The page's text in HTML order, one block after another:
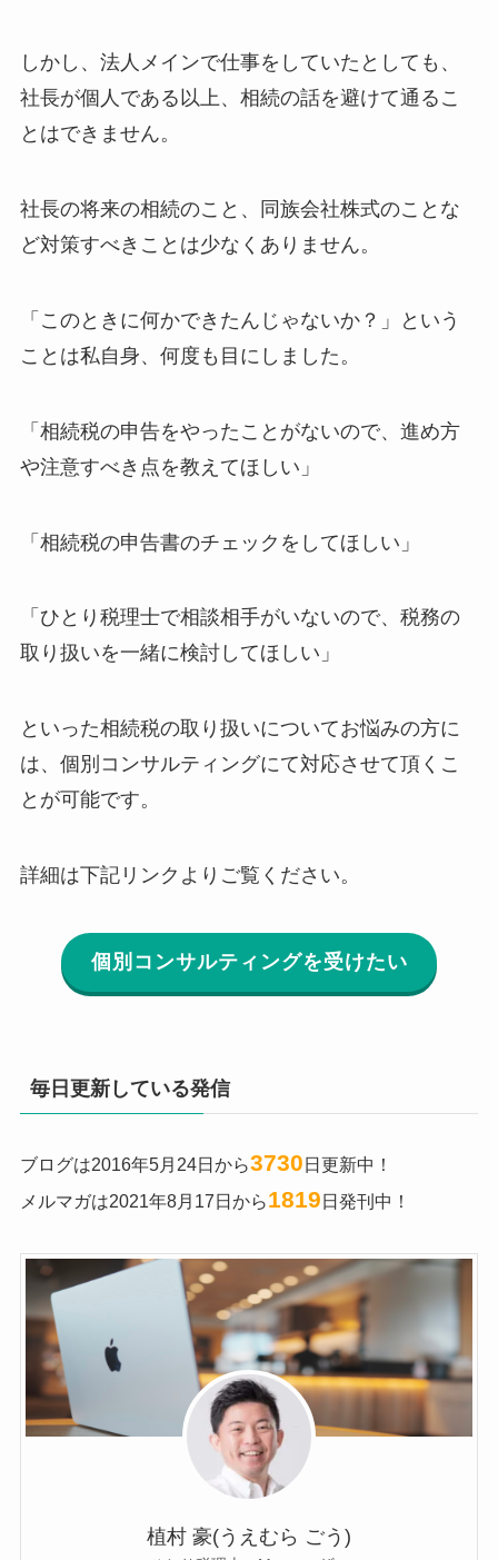
しかし、法人メインで仕事をしていたとしても、
社長が個人である以上、相続の話を避けて通るこ
とはできません。
社長の将来の相続のこと、同族会社株式のことな
ど対策すべきことは少なくありません。
「このときに何かできたんじゃないか？」という
ことは私自身、何度も目にしました。
「相続税の申告をやったことがないので、進め方
や注意すべき点を教えてほしい」
「相続税の申告書のチェックをしてほしい」
「ひとり税理士で相談相手がいないので、税務の
取り扱いを一緒に検討してほしい」
といった相続税の取り扱いについてお悩みの方に
は、個別コンサルティングにて対応させて頂くこ
とが可能です。
詳細は下記リンクよりご覧ください。
個別コンサルティングを受けたい
毎日更新している発信
ブログは2016年5月24日から3730日更新中！
メルマガは2021年8月17日から1819日発刊中！
植村 豪(うえむら ごう)